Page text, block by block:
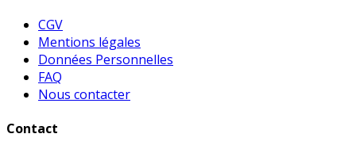
CGV
Mentions légales
Données Personnelles
FAQ
Nous contacter
Contact